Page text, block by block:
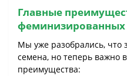
Главные
феминизированных
Мы уже разобрались,
семена, но теперь важно
преимущества: